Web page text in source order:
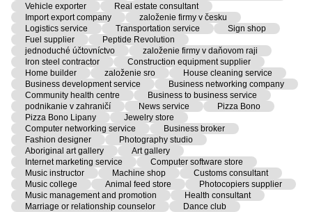
Vehicle exporter
Real estate consultant
Import export company
založenie firmy v česku
Logistics service
Transportation service
Sign shop
Fuel supplier
Peptide Revolution
jednoduché účtovníctvo
založenie firmy v daňovom raji
Iron steel contractor
Construction equipment supplier
Home builder
založenie sro
House cleaning service
Business development service
Business networking company
Community health centre
Business to business service
podnikanie v zahraničí
News service
Pizza Bono
Pizza Bono Lipany
Jewelry store
Computer networking service
Business broker
Fashion designer
Photography studio
Aboriginal art gallery
Art gallery
Internet marketing service
Computer software store
Music instructor
Machine shop
Customs consultant
Music college
Animal feed store
Photocopiers supplier
Music management and promotion
Health consultant
Marriage or relationship counselor
Dance club